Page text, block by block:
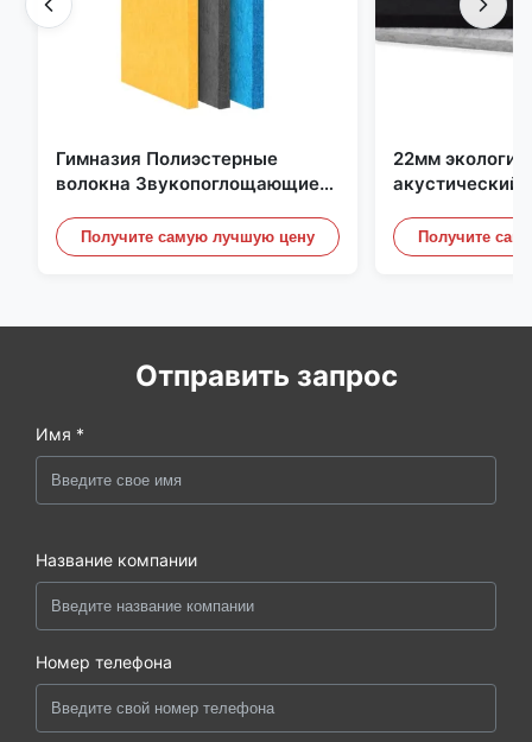
Гимназия Полиэстерные
волокна Звукопоглощающие
индивидуальным дизайном
Получите самую лучшую цену
22мм
акустический
офиса, дома и
Получите
Отправить запрос
Имя *
Название компании
Номер телефона